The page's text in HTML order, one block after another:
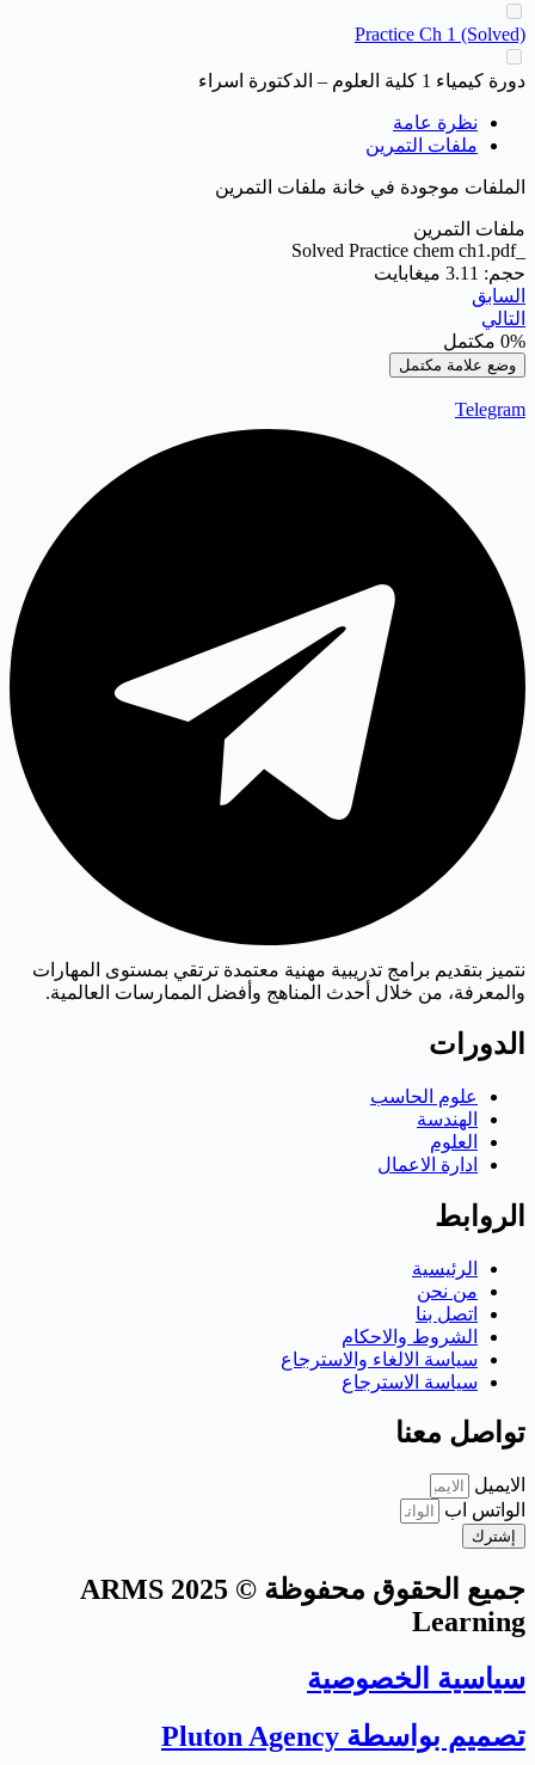
Practice Ch 1 (Solved)
دورة كيمياء 1 كلية العلوم – الدكتورة اسراء
نظرة عامة
ملفات التمرين
الملفات موجودة في خانة ملفات التمرين
ملفات التمرين
_Solved Practice chem ch1.pdf
حجم: 3.11 ميغابايت
السابق
التالي
0% مكتمل
وضع علامة مكتمل
Telegram
نتميز بتقديم برامج تدريبية مهنية معتمدة ترتقي بمستوى المهارات
والمعرفة، من خلال أحدث المناهج وأفضل الممارسات العالمية.
الدورات
علوم الحاسب
الهندسة
العلوم
ادارة الاعمال
الروابط
الرئيسية
من نحن
اتصل بنا
الشروط والاحكام
سياسة الالغاء والاسترجاع
سياسة الاسترجاع
تواصل معنا
الايميل
الواتس اب
إشترك
جميع الحقوق محفوظة © 2025 ARMS
Learning
سياسية الخصوصية
تصميم بواسطة Pluton Agency